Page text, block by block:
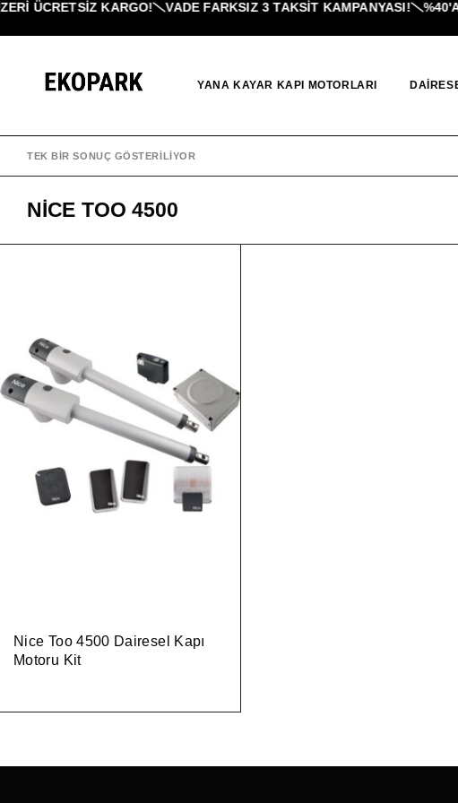
ÜCRETSİZ KARGO! VADE FARKSIZ 3 TAKSIT KAMPANYASI! %40'A
YANA KAYAR KAPI MOTORLARI
TEK BIR SONUÇ GÖSTERILIYOR
NICE TOO 4500
Nice Too 4500 Dairesel Kapı
Motoru Kit